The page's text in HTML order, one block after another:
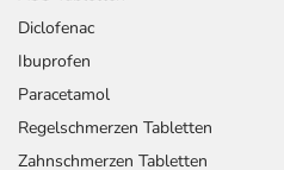
Diclofenac
Ibuprofen
Paracetamol
Regelschmerzen Tabletten
Zahnschmerzen Tabletten